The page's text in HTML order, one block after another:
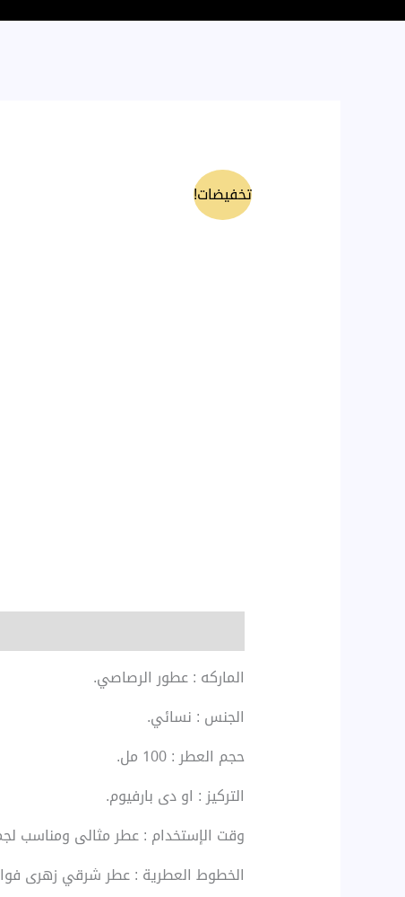
تخفيضات!
الماركه : عطور الرصاصي.
الجنس : نسائي.
حجم العطر : 100 مل.
التركيز : او دى بارفيوم.
وقت الإستخدام : عطر مثالى ومناسب
الخطوط العطرية : عطر شرقي زهرى